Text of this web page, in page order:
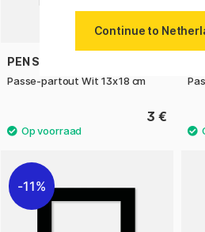
PEN STORE
Passe-partout Wit 13x18 cm
3 €
11%
Continue to